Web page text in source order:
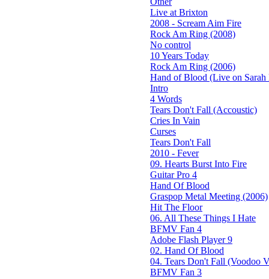
Live at Brixton
2008 - Scream Aim Fire
Rock Am Ring (2008)
No control
10 Years Today
Rock Am Ring (2006)
Hand of Blood (Live on Sarah
Intro
4 Words
Tears Don't Fall (Accoustic)
Cries In Vain
Curses
Tears Don't Fall
2010 - Fever
09. Hearts Burst Into Fire
Guitar Pro 4
Hand Of Blood
Graspop Metal Meeting (2006)
Hit The Floor
06. All These Things I Hate
BFMV Fan 4
Adobe Flash Player 9
02. Hand Of Blood
04. Tears Don't Fall (Voodoo
BFMV Fan 3